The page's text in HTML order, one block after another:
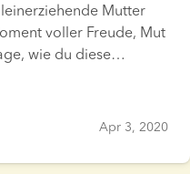
Mutter
voller Freude, Mut
wie du diese
Leitfaden vereint
mit praktischen
selbstbewusst teilen
entschieden hast,
Apr 3, 2020